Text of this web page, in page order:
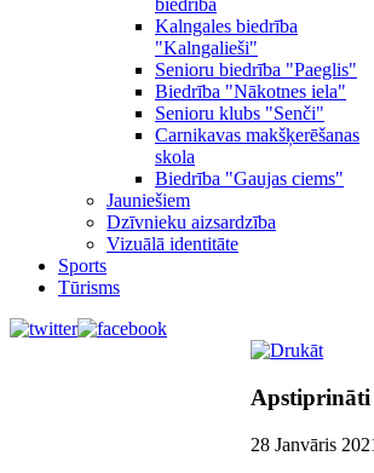
biedrība
Kalngales biedrība
"Kalngalieši"
Senioru biedrība "Paeglis"
Biedrība "Nākotnes iela"
Senioru klubs "Senči"
Carnikavas makšķerēšanas
skola
Biedrība "Gaujas ciems"
Jauniešiem
Dzīvnieku aizsardzība
Vizuālā identitāte
Sports
Tūrisms
Apstiprināti
28 Janvāris